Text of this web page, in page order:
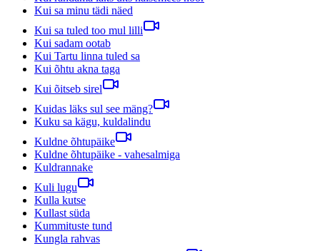
Kui sa minu tädi näed
Kui sa tuled too mul lilli
Kui sadam ootab
Kui Tartu linna tuled sa
Kui õhtu akna taga
Kui õitseb sirel
Kuidas läks sul see mäng?
Kuku sa kägu, kuldalindu
Kuldne õhtupäike
Kuldne õhtupäike - vahesalmiga
Kuldrannake
Kuli lugu
Kulla kutse
Kullast süda
Kummituste tund
Kungla rahvas